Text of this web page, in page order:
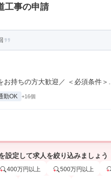
工事の申請
持ちの方大歓迎／ ＜必須条件＞...
勤OK +16個
設定して求人を絞り込みましょう
400万円以上 500万円以上